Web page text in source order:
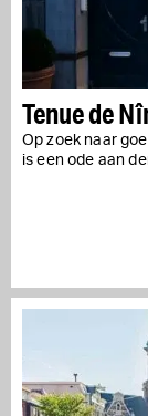
Tenue de
Op zoek naar
is een ode aan